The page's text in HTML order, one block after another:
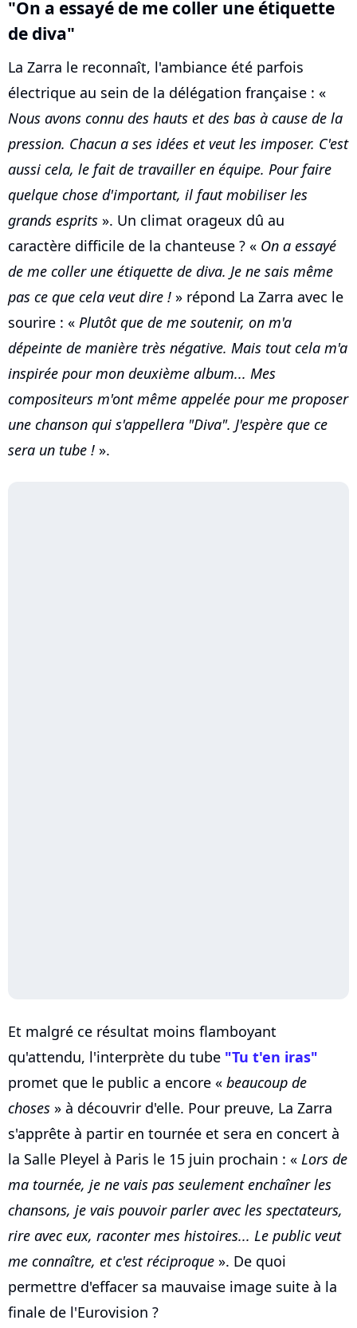
"On a essayé de me coller une étiquette
de diva"
La Zarra le reconnaît, l'ambiance été parfois
électrique au sein de la délégation française : «
Nous avons connu des hauts et des bas à cause de la
pression. Chacun a ses idées et veut les imposer. C'est
aussi cela, le fait de travailler en équipe. Pour faire
quelque chose d'important, il faut mobiliser les
grands esprits ». Un climat orageux dû au
caractère difficile de la chanteuse ? « On a essayé
de me coller une étiquette de diva. Je ne sais même
pas ce que cela veut dire ! » répond La Zarra avec le
sourire : « Plutôt que de me soutenir, on m'a
dépeinte de manière très négative. Mais tout cela m'a
inspirée pour mon deuxième album... Mes
compositeurs m'ont même appelée pour me proposer
une chanson qui s'appellera "Diva". J'espère que ce
sera un tube ! ».
Et malgré ce résultat moins flamboyant
qu'attendu, l'interprète du tube "Tu t'en iras"
promet que le public a encore « beaucoup de
choses » à découvrir d'elle. Pour preuve, La Zarra
s'apprête à partir en tournée et sera en concert à
la Salle Pleyel à Paris le 15 juin prochain : « Lors de
ma tournée, je ne vais pas seulement enchaîner les
chansons, je vais pouvoir parler avec les spectateurs,
rire avec eux, raconter mes histoires... Le public veut
me connaître, et c'est réciproque ». De quoi
permettre d'effacer sa mauvaise image suite à la
finale de l'Eurovision ?